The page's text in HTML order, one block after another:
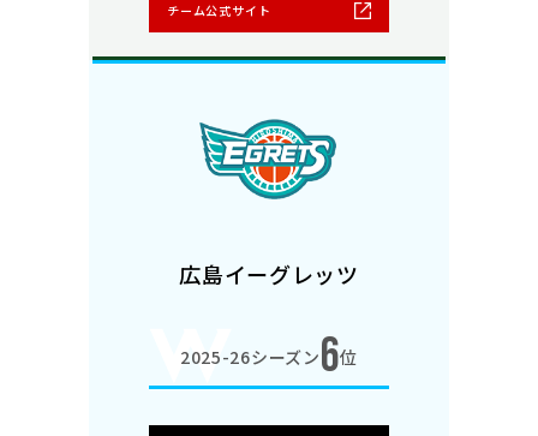
チーム公式サイト
広島イーグレッツ
2025-26シーズン6位